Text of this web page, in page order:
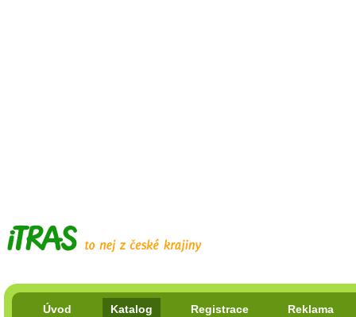
Úvod Katalog Registrace Reklama